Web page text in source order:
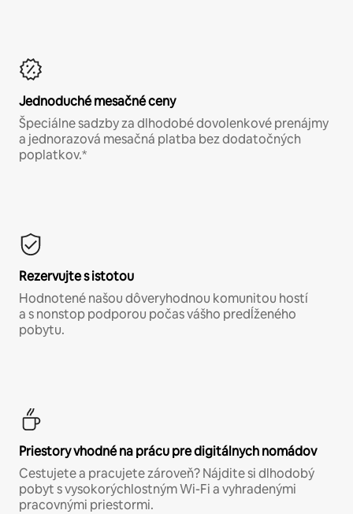
Jednoduché mesačné ceny
Špeciálne sadzby za dlhodobé dovolenkové prenájmy
a jednorazová mesačná platba bez dodatočných
poplatkov.*
Rezervujte s istotou
Hodnotené našou dôveryhodnou komunitou hostí
a s nonstop podporou počas vášho predĺženého
pobytu.
Priestory vhodné na prácu pre digitálnych nomádov
Cestujete a pracujete zároveň? Nájdite si dlhodobý
pobyt s vysokorýchlostným Wi-Fi a vyhradenými
pracovnými priestormi.